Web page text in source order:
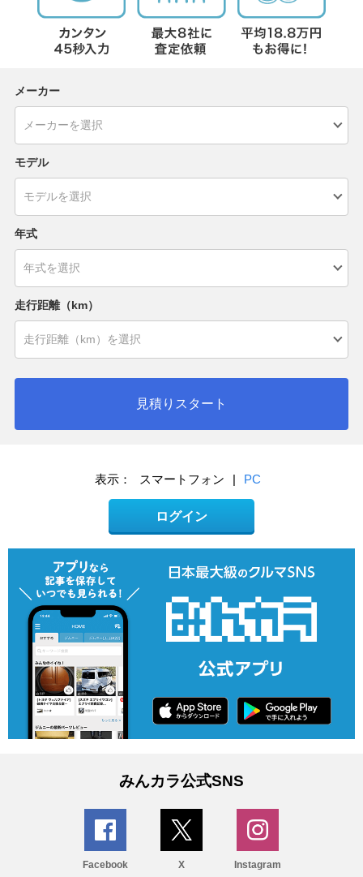
メーカー
モデル
年式
走行距離（km）
見積りスタート
表示： スマートフォン | PC
ログイン
みんカラ公式SNS
Facebook X Instagram